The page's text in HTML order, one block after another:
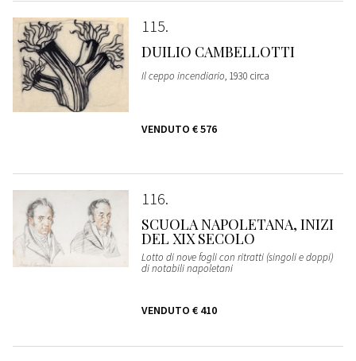
115
DUILIO CAMBELLOTTI
Il ceppo incendiario, 1930 circa
VENDUTO € 576
116
SCUOLA NAPOLETANA, INIZI
DEL XIX SECOLO
Lotto di nove fogli con ritratti (singoli e doppi)
di notabili napoletani
VENDUTO € 410